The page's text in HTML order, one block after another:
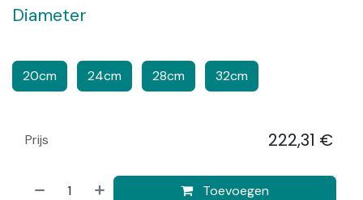
Diameter
20cm 24cm 28cm 32cm
Toevoegen
Prijs 222,31 €